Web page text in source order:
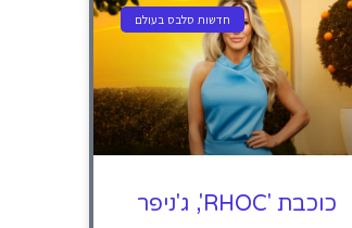
חדשות סלבס בעולם
כוכבת 'RHOC', ג'ניפר